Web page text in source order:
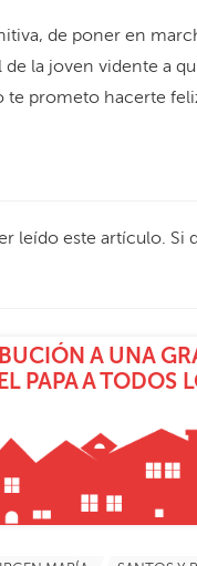
de poner en
de la joven vidente a
te prometo hacerte
leído este artículo. Si
A UNA
PAPA A TODOS